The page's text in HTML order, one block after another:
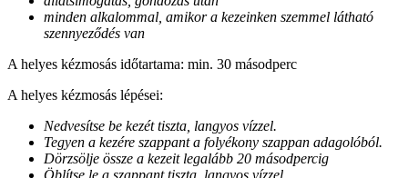
minden alkalommal, amikor a kezeinken szemmel látható
szennyeződés van
A helyes kézmosás időtartama: min. 30 másodperc
A helyes kézmosás lépései:
Nedvesítse be kezét tiszta, langyos vízzel.
Tegyen a kezére szappant a folyékony szappan adagolóból.
Dörzsölje össze a kezeit legalább 20 másodpercig